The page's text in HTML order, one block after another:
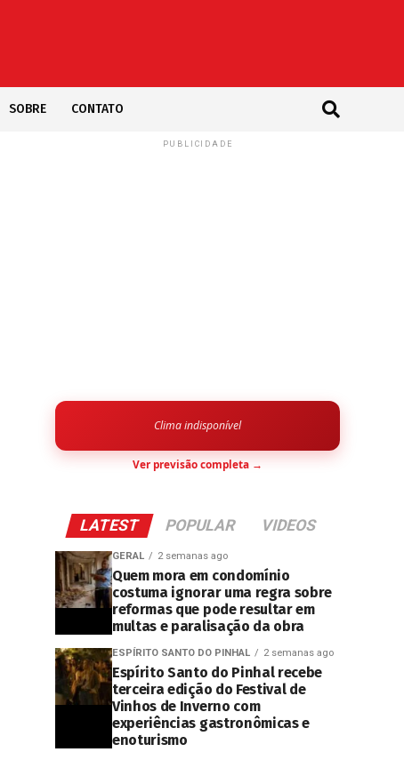
SOBRE CONTATO
PUBLICIDADE
Clima indisponível
Ver previsão completa →
LATEST POPULAR VIDEOS
GERAL 2 semanas ago
Quem mora em condomínio
costuma ignorar uma regra sobre
reformas que pode resultar em
multas e paralisação da obra
ESPÍRITO SANTO DO PINHAL 2 semanas ago
Espírito Santo do Pinhal recebe
terceira edição do Festival de
Vinhos de Inverno com
experiências gastronômicas e
enoturismo